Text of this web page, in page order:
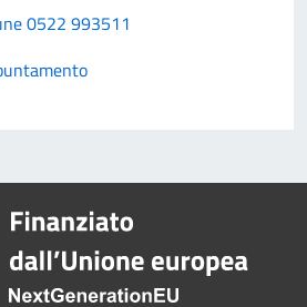
0522 993511